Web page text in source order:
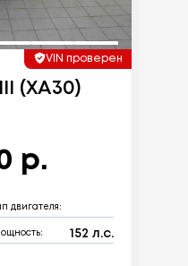
VIN проверен
(XA30)
р.
двигателя:
152 л.с.